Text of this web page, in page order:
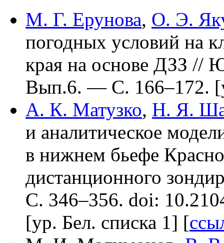
М. Г. Ерунова, О. Э.
погодных условий на
края на основе ДЗЗ
Вып.6. — С. 166–172.
А. К. Матузко, Н. Я.
и аналитическое
в нижнем бьефе
дистанционного
С. 346–356. doi:
[ур. Бел. списка 1] [